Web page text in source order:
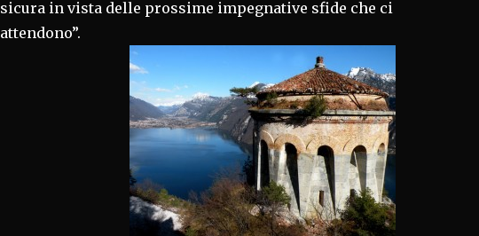
sicura in vista delle prossime impegnative sfide che ci
attendono”.